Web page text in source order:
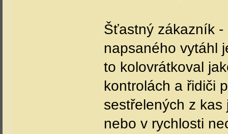
Šťastný zákazník -
napsaného vytáhl
to kolovrátkoval
kontrolách a řidiči
sestřelených z
nebo v rychlosti